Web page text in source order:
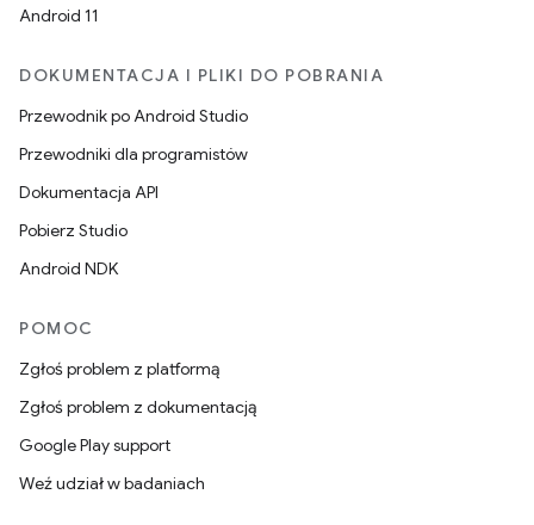
Android 11
DOKUMENTACJA I PLIKI DO POBRANIA
Przewodnik po Android Studio
Przewodniki dla programistów
Dokumentacja API
Pobierz Studio
Android NDK
POMOC
Zgłoś problem z platformą
Zgłoś problem z dokumentacją
Google Play support
Weź udział w badaniach